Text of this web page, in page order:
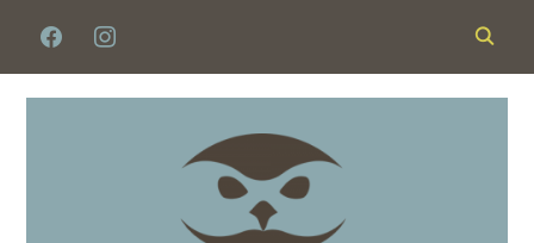
FACEBOOKINSTAGRAM